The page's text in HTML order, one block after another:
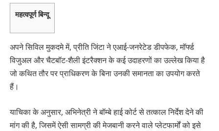
महत्वपूर्ण बिन्दू
अपने सिविल मुकदमे में, प्रीति जिंटा ने एआई-जनरेटेड डीपफेक, मॉर्फ्ड
विजुअल और चैटबॉट-शैली इंटरैक्शन के कई उदाहरणों का उल्लेख किया है
जो कथित तौर पर प्राधिकरण के बिना उनकी समानता का उपयोग करते
हैं।
याचिका के अनुसार, अभिनेत्री ने बॉम्बे हाई कोर्ट से तत्काल निर्देश देने की
मांग की है, जिसमें ऐसी सामग्री की मेजबानी करने वाले प्लेटफार्मों को इसे